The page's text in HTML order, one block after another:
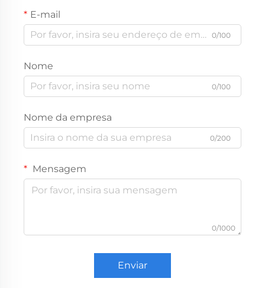
E-mail
0/100
Nome
0/100
Nome da empresa
0/200
Mensagem
0/1000
Enviar